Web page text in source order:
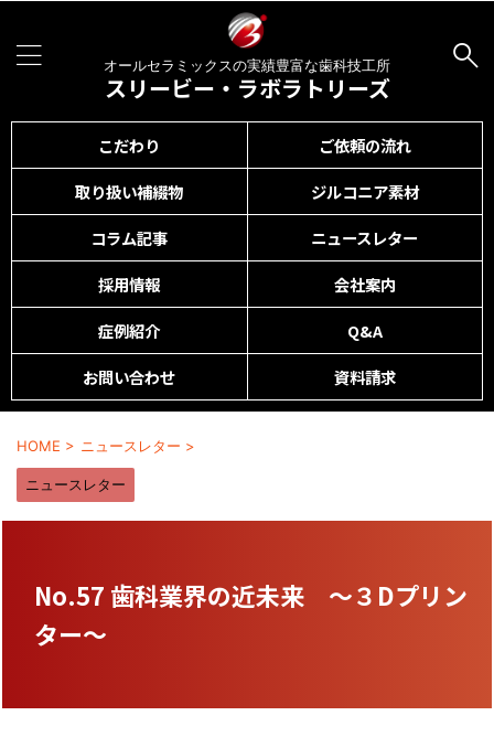
オールセラミックスの実績豊富な歯科技工所
スリービー・ラボラトリーズ
こだわり
ご依頼の流れ
取り扱い補綴物
ジルコニア素材
コラム記事
ニュースレター
採用情報
会社案内
症例紹介
Q&A
お問い合わせ
資料請求
HOME > ニュースレター >
ニュースレター
No.57 歯科業界の近未来 ～３Dプリン
ター～